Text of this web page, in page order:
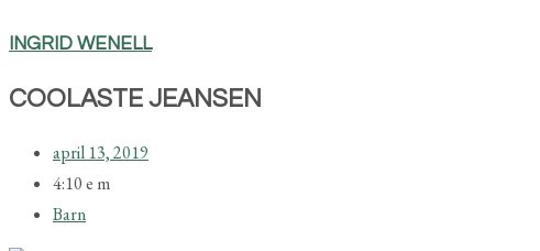
INGRID WENELL
COOLASTE JEANSEN
april 13, 2019
4:10 e m
Barn